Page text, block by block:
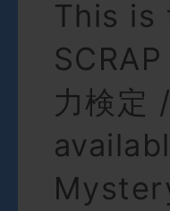
This is
力検定